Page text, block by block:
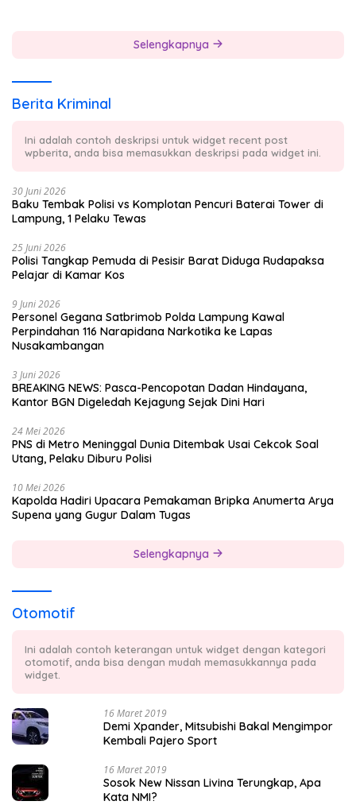
Selengkapnya
Berita Kriminal
Ini adalah contoh deskripsi untuk widget recent post
wpberita, anda bisa memasukkan deskripsi pada widget ini.
30 Juni 2026
Baku Tembak Polisi vs Komplotan Pencuri Baterai Tower di
Lampung, 1 Pelaku Tewas
25 Juni 2026
Polisi Tangkap Pemuda di Pesisir Barat Diduga Rudapaksa
Pelajar di Kamar Kos
9 Juni 2026
Personel Gegana Satbrimob Polda Lampung Kawal
Perpindahan 116 Narapidana Narkotika ke Lapas
Nusakambangan
3 Juni 2026
BREAKING NEWS: Pasca-Pencopotan Dadan Hindayana,
Kantor BGN Digeledah Kejagung Sejak Dini Hari
24 Mei 2026
PNS di Metro Meninggal Dunia Ditembak Usai Cekcok Soal
Utang, Pelaku Diburu Polisi
10 Mei 2026
Kapolda Hadiri Upacara Pemakaman Bripka Anumerta Arya
Supena yang Gugur Dalam Tugas
Selengkapnya
Otomotif
Ini adalah contoh keterangan untuk widget dengan kategori
otomotif, anda bisa dengan mudah memasukkannya pada
widget.
16 Maret 2019
Demi Xpander, Mitsubishi Bakal Mengimpor
Kembali Pajero Sport
16 Maret 2019
Sosok New Nissan Livina Terungkap, Apa
Kata NMI?